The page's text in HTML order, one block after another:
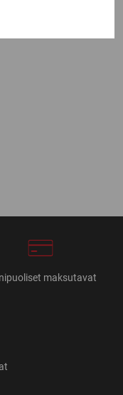
maksutavat